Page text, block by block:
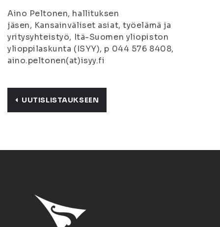
Aino Peltonen, hallituksen
jäsen, Kansainväliset asiat, työelämä ja
yritysyhteistyö, Itä-Suomen yliopiston
ylioppilaskunta (ISYY), p 044 576 8408,
aino.peltonen(at)isyy.fi
UUTISLISTAUKSEEN